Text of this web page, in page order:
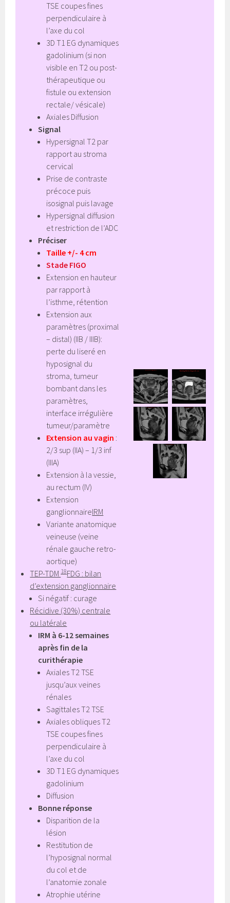
TSE coupes fines
perpendiculaire à
l’axe du col
3D T1 EG dynamiques
gadolinium (si non
visible en T2 ou post-
thérapeutique ou
fistule ou extension
rectale/ vésicale)
Axiales Diffusion
Signal
Hypersignal T2 par
rapport au stroma
cervical
Prise de contraste
précoce puis
isosignal puis lavage
Hypersignal diffusion
et restriction de l’ADC
Préciser
Taille +/- 4 cm
Stade FIGO
Extension en hauteur
par rapport à
l’isthme, rétention
Extension aux
paramètres (proximal
– distal) (IIB / IIIB):
perte du liseré en
hyposignal du
stroma, tumeur
bombant dans les
paramètres,
interface irrégulière
tumeur/paramètre
Extension au vagin :
2/3 sup (IIA) – 1/3 inf
(IIIA)
Extension à la vessie,
au rectum (IV)
Extension
ganglionnaireIRM
Variante anatomique
veineuse (veine
rénale gauche retro-
aortique)
TEP-TDM18FDG : bilan
d’extension ganglionnaire
Si négatif : curage
Récidive (30%) centrale
ou latérale
IRM à 6-12 semaines
après fin de la
curithérapie
Axiales T2 TSE
jusqu’aux veines
rénales
Sagittales T2 TSE
Axiales obliques T2
TSE coupes fines
perpendiculaire à
l’axe du col
3D T1 EG dynamiques
gadolinium
Diffusion
Bonne réponse
Disparition de la
lésion
Restitution de
l’hyposignal normal
du col et de
l’anatomie zonale
Atrophie utérine